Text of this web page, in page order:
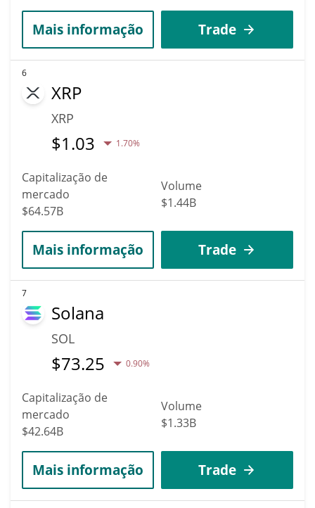
Mais informação Trade
6
XRP
XRP
$1.03 1.70%
Capitalização de
mercado
$64.57B
Volume
$1.44B
Mais informação Trade
7
Solana
SOL
$73.25 0.90%
Capitalização de
mercado
$42.64B
Volume
$1.33B
Mais informação Trade